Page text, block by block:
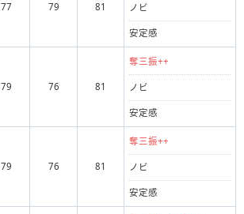
77 79 81 ノビ
安定感
79 76 81
奪三振++
ノビ
安定感
79 76 81
奪三振++
ノビ
安定感